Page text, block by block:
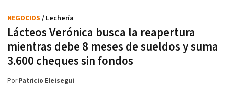
Lácteos Verónica busca la reapertura
mientras debe 8 meses de sueldos y suma
3.600 cheques sin fondos
NEGOCIOS / Lechería
PorPatricio Eleisegui